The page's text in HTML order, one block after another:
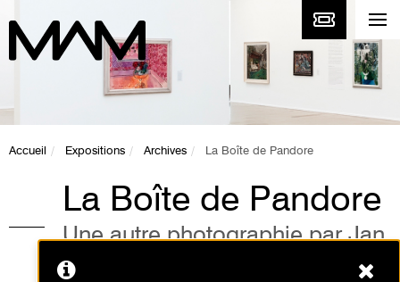
Accueil Expositions Archives La Boîte de Pandore
La Boîte de Pandore
Une autre photographie par Jan
Dibbets